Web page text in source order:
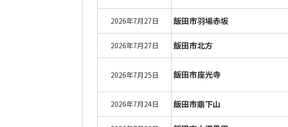
2026年7月27日 飯田市羽場赤坂
2026年7月27日 飯田市北方
2026年7月25日 飯田市座光寺
2026年7月24日 飯田市鼎下山